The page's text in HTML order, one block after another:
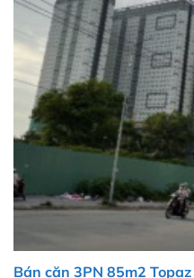
Bán căn 3PN 85m2